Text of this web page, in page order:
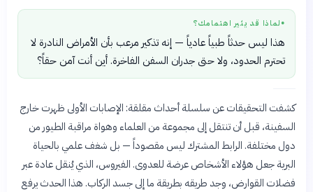
● لماذا قد يثير اهتمامك؟
هذا ليس حدثاً طبياً عادياً — إنه تذكير مرعب بأن الأمراض النادرة لا
تحترم الحدود، ولا حتى جدران السفن الفاخرة. أين أنت آمن حقاً؟
كشفت التحقيقات عن سلسلة أحداث مقلقة: الإصابات الأولى ظهرت خارج
السفينة، قبل أن تنتقل إلى مجموعة من العلماء وهواة مراقبة الطيور من
دول مختلفة. الرابط المشترك ليس مقصوداً — بل شغف علمي بالحياة
البرية جعل هؤلاء الأشخاص عرضة للعدوى. الفيروس، الذي يُنقل عادة عبر
فضلات القوارض، وجد طريقه بطريقة ما إلى جسد الركاب. هذا الحدث يرفع